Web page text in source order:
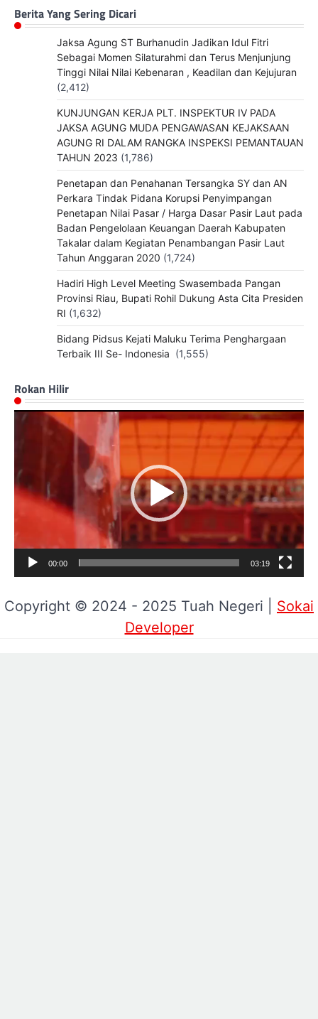
Berita Yang Sering Dicari
Jaksa Agung ST Burhanudin Jadikan Idul Fitri
Sebagai Momen Silaturahmi dan Terus Menjunjung
Tinggi Nilai Nilai Kebenaran , Keadilan dan Kejujuran
(2,412)
KUNJUNGAN KERJA PLT. INSPEKTUR IV PADA
JAKSA AGUNG MUDA PENGAWASAN KEJAKSAAN
AGUNG RI DALAM RANGKA INSPEKSI PEMANTAUAN
TAHUN 2023 (1,786)
Penetapan dan Penahanan Tersangka SY dan AN
Perkara Tindak Pidana Korupsi Penyimpangan
Penetapan Nilai Pasar / Harga Dasar Pasir Laut pada
Badan Pengelolaan Keuangan Daerah Kabupaten
Takalar dalam Kegiatan Penambangan Pasir Laut
Tahun Anggaran 2020 (1,724)
Hadiri High Level Meeting Swasembada Pangan
Provinsi Riau, Bupati Rohil Dukung Asta Cita Presiden
RI (1,632)
Bidang Pidsus Kejati Maluku Terima Penghargaan
Terbaik III Se- Indonesia (1,555)
Rokan Hilir
Pemutar
00:00 03:19
Copyright © 2024 - 2025 Tuah Negeri | Sokai
Developer